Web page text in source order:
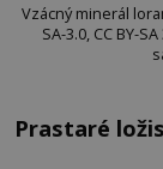
Vzácný minerál
SA-3.0, CC BY-
Prastaré